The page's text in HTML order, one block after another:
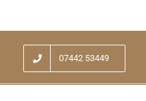
07442 53449